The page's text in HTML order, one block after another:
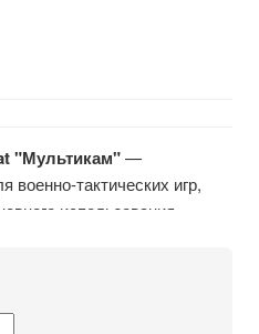
"Мультикам"—
военно-тактических игр,
использования.
и
защищают колени и